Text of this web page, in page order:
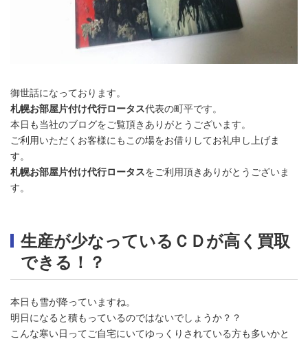
御世話になっております。
札幌お部屋片付け代行ロータス代表の町平です。
本日も当社のブログをご覧頂きありがとうございます。
ご利用いただくお客様にもこの場をお借りしてお礼申し上げま
す。
札幌お部屋片付け代行ロータスをご利用頂きありがとうございま
す。
生産が少なっているＣＤが高く買取
できる！？
本日も雪が降っていますね。
明日になると積もっているのではないでしょうか？？
こんな寒い日ってご自宅にいてゆっくりされている方も多いかと